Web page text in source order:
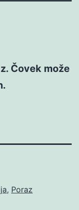
Čovek može
, Poraz